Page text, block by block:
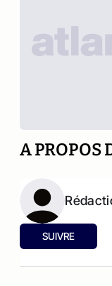
A PROPOS
SUIVRE